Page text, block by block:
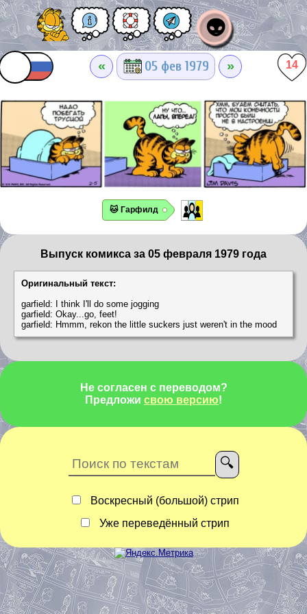
👽
« 05 фев 1979 » 14
🐱 Гарфилд
Выпуск комикса за 05 февраля 1979 года
Оригинальный текст:
garfield: I think I'll do some jogging
garfield: Okay...go, feet!
garfield: Hmmm, rekon the little suckers just weren't in the mood
Не согласен с переводом?
Предложи свою версию!
Воскресный (большой) стрип
Уже переведённый стрип